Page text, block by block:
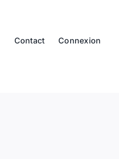
Contact Connexion